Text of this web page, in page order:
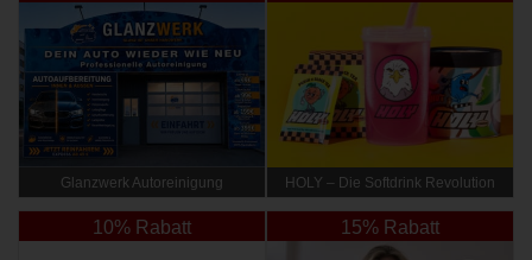
Glanzwerk Autoreinigung HOLY – Die Softdrink Revolution
10% Rabatt 15% Rabatt